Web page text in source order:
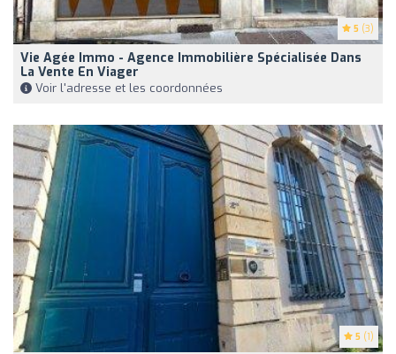
5 (3)
Vie Agée Immo - Agence Immobilière Spécialisée Dans
La Vente En Viager
Voir l'adresse et les coordonnées
5 (1)